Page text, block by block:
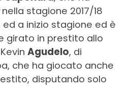
nella stagione 2017/18
a inizio stagione ed è
girato in prestito allo
Agudelo, di
che ha giocato anche
disputando solo